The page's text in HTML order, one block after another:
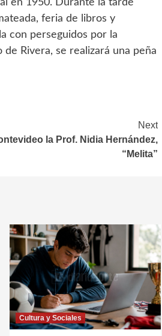
en 1950. Durante la tarde
feria de libros y
con perseguidos por la
Rivera, se realizará una peña
Next
la Prof. Nidia Hernández,
“Melita”
Cultura y Sociales